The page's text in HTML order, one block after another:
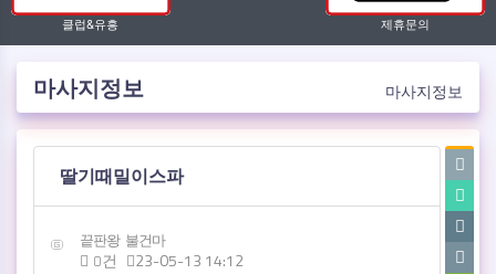
클럽&유흥 제휴문의
마사지정보 마사지정보
딸기때밀이스파
작성자
끝판왕 불건마
댓글
0건
작성일
23-05-13 14:12